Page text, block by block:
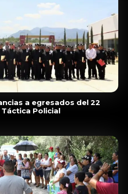
a egresados del 22
Policial